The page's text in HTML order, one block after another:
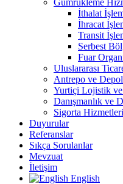
Gümrükleme
İthalat
İhracat
Transit
Serbest
Fuar
Uluslararası
Antrepo ve
Yurtiçi Lojistik
Danışmanlık ve
Sigorta Hizmetleri
Duyurular
Referanslar
Sıkça Sorulanlar
Mevzuat
İletişim
English